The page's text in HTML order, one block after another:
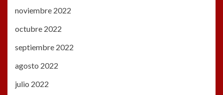
noviembre 2022
octubre 2022
septiembre 2022
agosto 2022
julio 2022